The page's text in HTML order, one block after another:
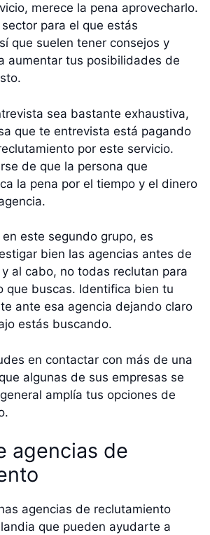
merece la pena aprovecharlo.
para el que estás
que suelen tener consejos y
aumentar tus posibilidades de
sea bastante exhaustiva,
que te entrevista está pagando
por este servicio.
de que la persona que
la pena por el tiempo y el dinero
este segundo grupo, es
bien las agencias antes de
al cabo, no todas reclutan para
que buscas. Identifica bien tu
ante esa agencia dejando claro
estás buscando.
en contactar con más de una
algunas de sus empresas se
amplía tus opciones de
agencias de
agencias de reclutamiento
que pueden ayudarte a